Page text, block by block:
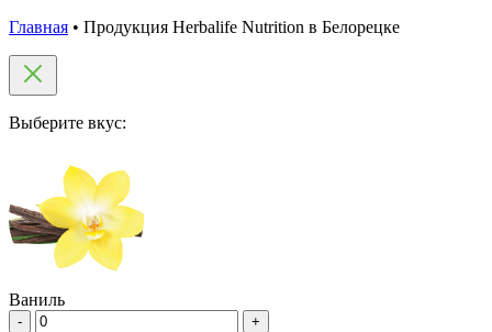
Главная • Продукция Herbalife Nutrition в Белорецке
Выберите вкус:
Ваниль
- +